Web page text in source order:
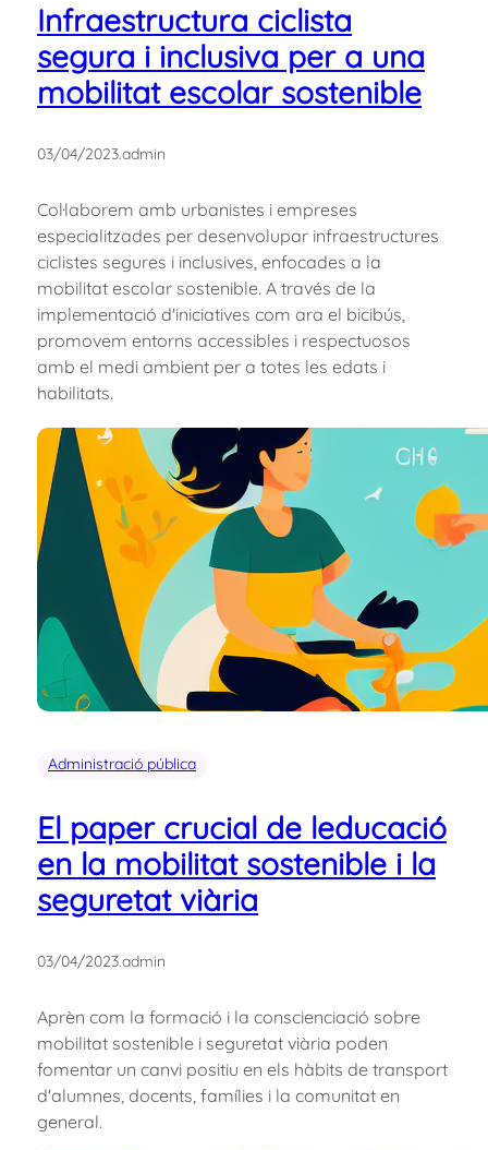
Infraestructura ciclista
segura i inclusiva per a una
mobilitat escolar sostenible
03/04/2023.admin
Col·laborem amb urbanistes i empreses
especialitzades per desenvolupar infraestructures
ciclistes segures i inclusives, enfocades a la
mobilitat escolar sostenible. A través de la
implementació d'iniciatives com ara el bicibús,
promovem entorns accessibles i respectuosos
amb el medi ambient per a totes les edats i
habilitats.
Administració pública
El paper crucial de leducació
en la mobilitat sostenible i la
seguretat viària
03/04/2023.admin
Aprèn com la formació i la conscienciació sobre
mobilitat sostenible i seguretat viària poden
fomentar un canvi positiu en els hàbits de transport
d'alumnes, docents, famílies i la comunitat en
general.